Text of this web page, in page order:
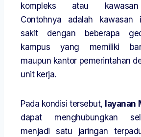
kompleks atau kawasan
Contohnya adalah kawasan
sakit dengan beberapa
kampus yang memiliki
maupun kantor pemerintahan
unit kerja.
Pada kondisi tersebut, layanan
dapat menghubungkan
menjadi satu jaringan